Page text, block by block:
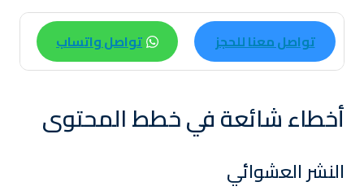
تواصل معنا للحجز تواصل واتساب
أخطاء شائعة في خطط المحتوى
النشر العشوائي